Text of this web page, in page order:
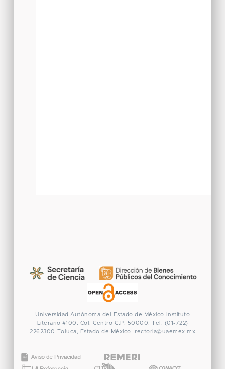
Universidad Autónoma del Estado de México
Instituto
Literario #100. Col. Centro C.P. 50000. Tel. (01-722)
2262300 Toluca, Estado de México. rectoria@uaemex.mx